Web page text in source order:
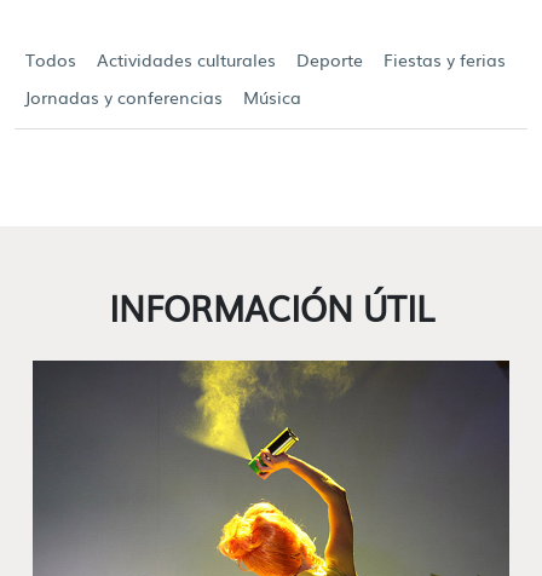
Todos Actividades culturales Deporte
Fiestas y ferias
Jornadas y conferencias
Música
INFORMACIÓN ÚTIL